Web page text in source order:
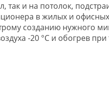
так и на потолок,
в жилых и
созданию нужного
-20 °C и обогрев при